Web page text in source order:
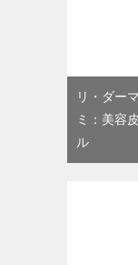
リ・ダー
ミ：美容
ル